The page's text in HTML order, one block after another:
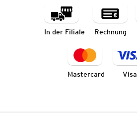
In der Filiale Rechnung
Mastercard Visa